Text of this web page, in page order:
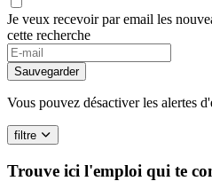
Je veux recevoir par email les
cette recherche
If
you
are
a
human,
ignore
this
field
Sauvegarder
Vous pouvez désactiver les alertes
filtre
Trouve ici l'emploi qui te